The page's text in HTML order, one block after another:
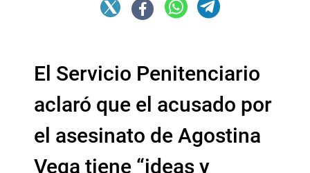
El Servicio Penitenciario
aclaró que el acusado por
el asesinato de Agostina
Vega tiene “ideas y